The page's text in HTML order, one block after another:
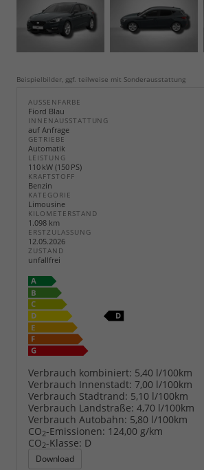
Beispielbilder, ggf. teilweise mit Sonderausstattung
AUSSENFARBE
Fiord Blau
INNENAUSSTATTUNG
auf Anfrage
GETRIEBE
Automatik
LEISTUNG
110 kW (150 PS)
KRAFTSTOFF
Benzin
KATEGORIE
Limousine
KILOMETERSTAND
1.098 km
ERSTZULASSUNG
12.05.2026
ZUSTAND
unfallfrei
Verbrauch kombiniert: 5,40 l/100km
Verbrauch Innenstadt: 7,00 l/100km
Verbrauch Stadtrand: 5,10 l/100km
Verbrauch Landstraße: 4,70 l/100km
Verbrauch Autobahn: 5,80 l/100km
CO2-Emissionen: 124,00 g/km
CO2-Klasse: D
Download